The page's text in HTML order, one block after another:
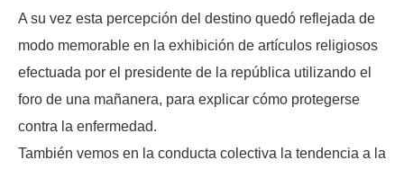
A su vez esta percepción del destino quedó reflejada de
modo memorable en la exhibición de artículos religiosos
efectuada por el presidente de la república utilizando el
foro de una mañanera, para explicar cómo protegerse
contra la enfermedad.
También vemos en la conducta colectiva la tendencia a la